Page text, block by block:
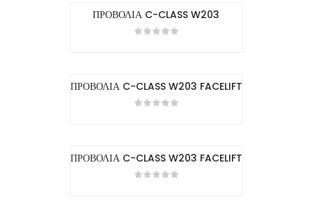
ΠΡΟΒΟΛΙΑ C-CLASS W203
ΠΡΟΒΟΛΙΑ C-CLASS W203 FACELIFT
ΠΡΟΒΟΛΙΑ C-CLASS W203 FACELIFT